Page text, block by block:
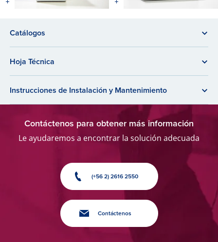
Catálogos
Hoja Técnica
Instrucciones de Instalación y Mantenimiento
Contáctenos para obtener más información
Le ayudaremos a encontrar la solución adecuada
(+56 2) 2616 2550
Contáctenos